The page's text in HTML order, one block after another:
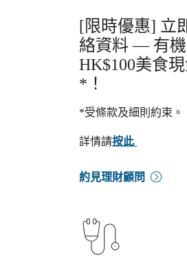
[限時優惠] 立
絡資料 — 有
HK$100美食
*！
*受條款及細則約束。
詳情請按此
約見理財顧問